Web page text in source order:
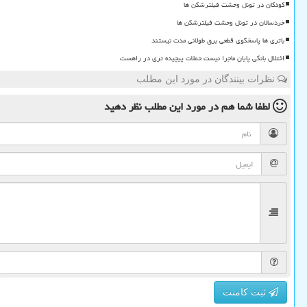
کودکان در تونل وحشت فیلترشکن ها
خردسالان در تونل وحشت فیلترشکن ها
باتری ها پاسخگوی قطعی برق طولانی مدت نیستند
اختلال بانکی پایان ماجرا نیست حملات پیچیده تری در راهست
نظرات بینندگان در مورد این مطلب
لطفا شما همدر مورد این مطلبنظر دهید
ثبت کامنت